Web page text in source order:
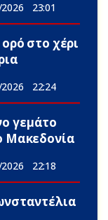
23:01
στο χέρι
22:24
γεμάτο
Μακεδονία
22:18